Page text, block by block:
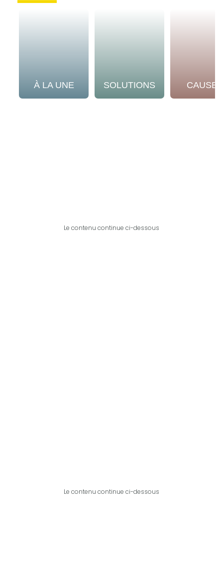
À LA UNE SOLUTIONS CAUSES
Le contenu continue ci-dessous
Le contenu continue ci-dessous